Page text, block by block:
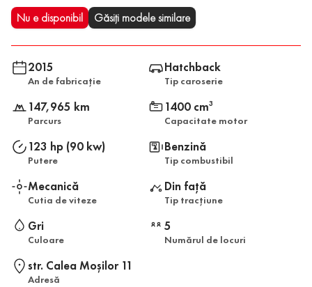
Nu e disponibil Găsiți modele similare
2015
An de fabricație
Hatchback
Tip caroserie
147,965 km
Parcurs
1400 cm3
Capacitate motor
123 hp (90 kw)
Putere
Benzină
Tip combustibil
Mecanică
Cutia de viteze
Din față
Tip tracțiune
Gri
Culoare
5
Numărul de locuri
str. Calea Moşilor 11
Adresă